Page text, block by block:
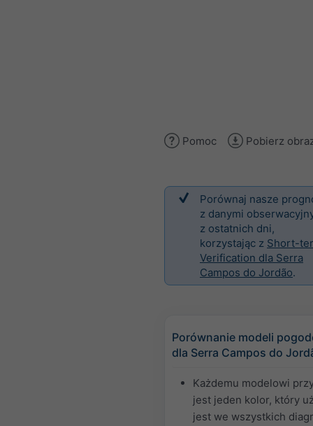
Pomoc Pobierz
Porównaj nasze
z danymi
z ostatnich dni,
korzystając z Short-
Verification dla Serra
Campos do Jordão.
Porównanie modeli
dla Serra Campos do
Każdemu modelowi
jest jeden kolor, który
jest we wszystkich